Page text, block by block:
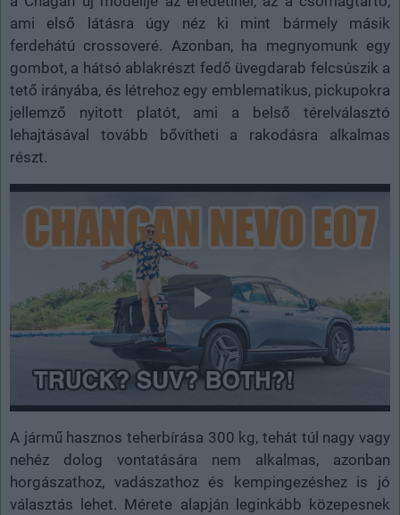
ami első látásra úgy néz ki mint bármely másik
ferdehátú crossoveré. Azonban, ha megnyomunk egy
gombot, a hátsó ablakrészt fedő üvegdarab felcsúszik a
tető irányába, és létrehoz egy emblematikus, pickupokra
jellemző nyitott platót, ami a belső térelválasztó
lehajtásával tovább bővítheti a rakodásra alkalmas
részt.
A jármű hasznos teherbírása 300 kg, tehát túl nagy vagy
nehéz dolog vontatására nem alkalmas, azonban
horgászathoz, vadászathoz és kempingezéshez is jó
választás lehet. Mérete alapján leginkább közepesnek